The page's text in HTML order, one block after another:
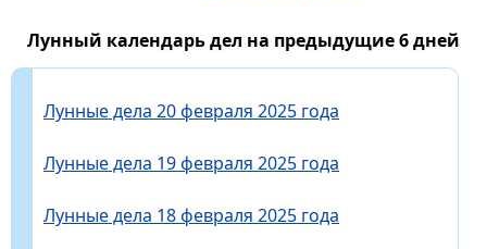
Лунный календарь дел на предыдущие 6 дней
Лунные дела 20 февраля 2025 года
Лунные дела 19 февраля 2025 года
Лунные дела 18 февраля 2025 года